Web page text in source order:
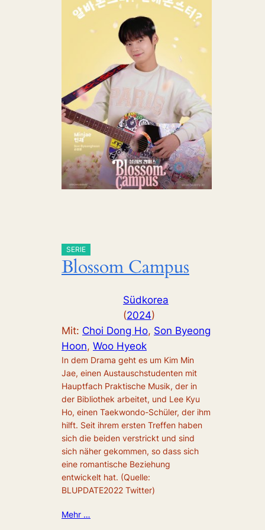
SERIE
Blossom Campus
Südkorea
(2024)
Mit: Choi Dong Ho, Son Byeong
Hoon, Woo Hyeok
In dem Drama geht es um Kim Min
Jae, einen Austauschstudenten mit
Hauptfach Praktische Musik, der in
der Bibliothek arbeitet, und Lee Kyu
Ho, einen Taekwondo-Schüler, der ihm
hilft. Seit ihrem ersten Treffen haben
sich die beiden verstrickt und sind
sich näher gekommen, so dass sich
eine romantische Beziehung
entwickelt hat. (Quelle:
BLUPDATE2022 Twitter)
Mehr …